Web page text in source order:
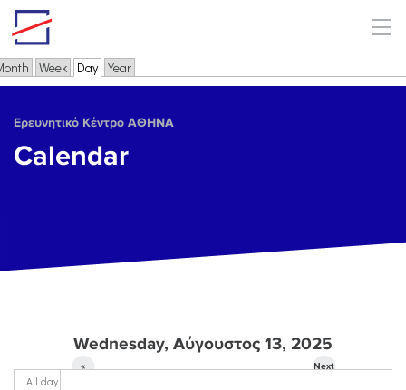
Skip to main content
Primary tabs
Week Day(active tab)
Year
Ερευνητικό Κέντρο ΑΘΗΝΑ
Calendar
Wednesday, Αύγουστος 13, 2025
«
Next
All day